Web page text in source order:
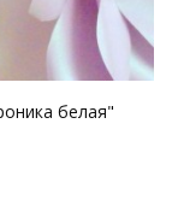
белая"